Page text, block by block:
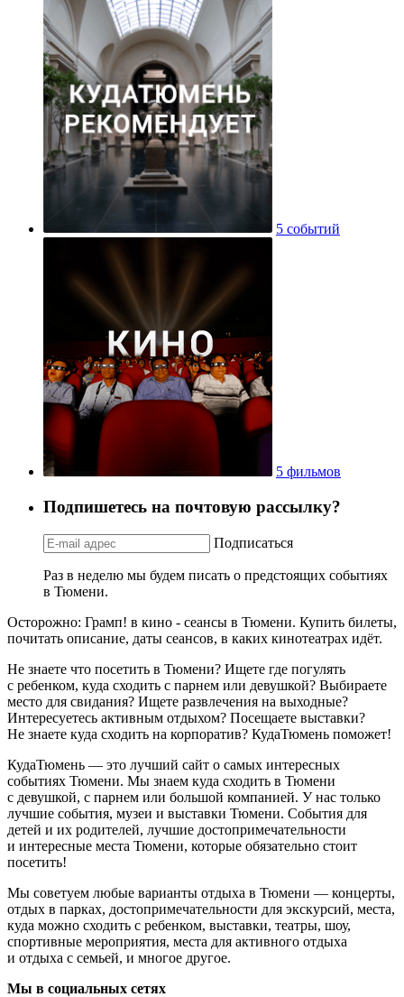
5 событий
5 фильмов
Подпишетесь на почтовую рассылку?
Подписаться
Раз в неделю мы будем писать о предстоящих событиях
в Тюмени.
Осторожно: Грамп! в кино - сеансы в Тюмени. Купить билеты,
почитать описание, даты сеансов, в каких кинотеатрах идёт.
Не знаете что посетить в Тюмени? Ищете где погулять
с ребенком, куда сходить с парнем или девушкой? Выбираете
место для свидания? Ищете развлечения на выходные?
Интересуетесь активным отдыхом? Посещаете выставки?
Не знаете куда сходить на корпоратив? КудаТюмень поможет!
КудаТюмень — это лучший сайт о самых интересных
событиях Тюмени. Мы знаем куда сходить в Тюмени
с девушкой, с парнем или большой компанией. У нас только
лучшие события, музеи и выставки Тюмени. События для
детей и их родителей, лучшие достопримечательности
и интересные места Тюмени, которые обязательно стоит
посетить!
Мы советуем любые варианты отдыха в Тюмени — концерты,
отдых в парках, достопримечательности для экскурсий, места,
куда можно сходить с ребенком, выставки, театры, шоу,
спортивные мероприятия, места для активного отдыха
и отдыха с семьей, и многое другое.
Мы в социальных сетях